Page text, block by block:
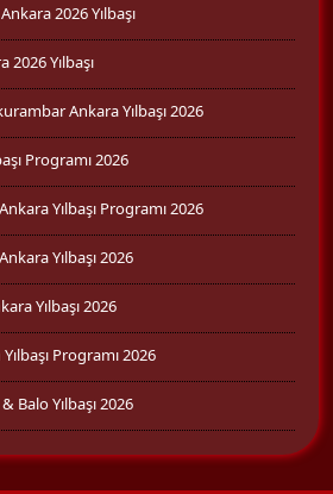
2026 Yılbaşı
Yılbaşı
Ankara Yılbaşı 2026
Programı 2026
Yılbaşı Programı 2026
Yılbaşı 2026
Yılbaşı 2026
Programı 2026
Balo Yılbaşı 2026